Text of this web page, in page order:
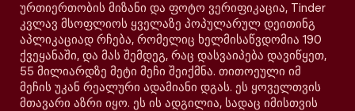
ურთიერთობის მიზანი და ფოტო ვერიფიკაცია, Tinder
კვლავ მსოფლიოს ყველაზე პოპულარულ დეითინგ
აპლიკაციად რჩება, რომელიც ხელმისაწვდომია 190
ქვეყანაში, და მას შემდეგ, რაც დასვაიპება დავიწყეთ,
55 მილიარდზე მეტი მეჩი შეიქმნა. თითოეული იმ
მეჩის უკან რეალური ადამიანი დგას. ეს ყოველთვის
მთავარი აზრი იყო. ეს ის ადგილია, სადაც იმისთვის